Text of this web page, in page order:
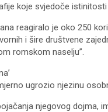
koje svjedoče istinitosti
reagiralo je oko 250
i šire društvene
romskom naselju”.
ugrozio njezinu
njegovog dojma,